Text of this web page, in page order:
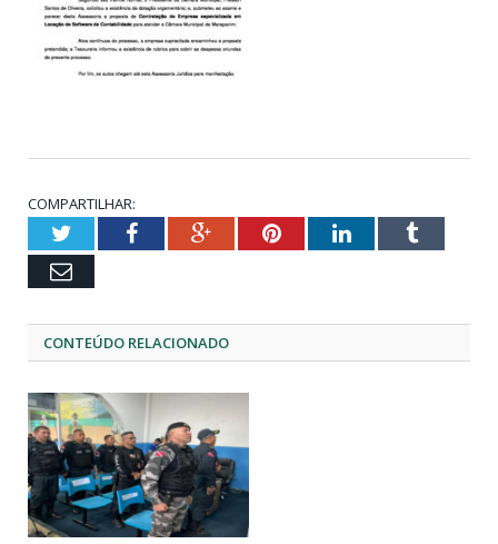
COMPARTILHAR:
TwitterFacebookGoogle+PinterestLinkedInTumblr
Email
CONTEÚDO RELACIONADO